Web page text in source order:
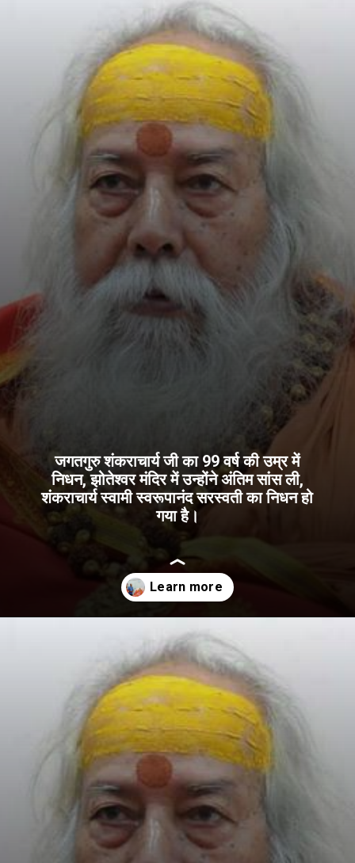
जगतगुरु शंकराचार्य जी का 99 वर्ष की उम्र में
निधन, झोतेश्वर मंदिर में उन्होंने अंतिम सांस ली,
शंकराचार्य स्वामी स्वरूपानंद सरस्वती का निधन हो
गया है।